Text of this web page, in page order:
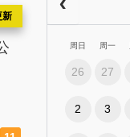
周日 周一
26 27
2 3